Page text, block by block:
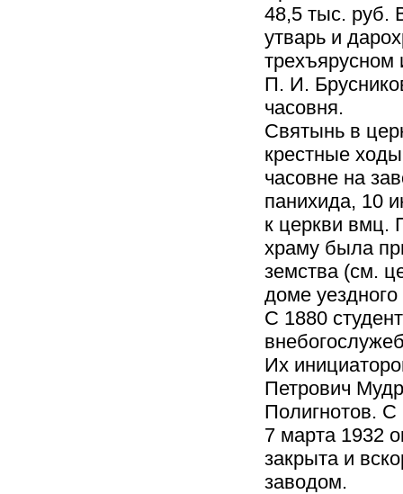
48,5 тыс. руб.
утварь и
трехъярусном
П. И.
часовня.
Святынь в
крестные
часовне на
панихида, 10
к церкви вмц.
храму была
земства (см.
доме
С 1880
Их
Петрович
Полигнотов. С
7 марта 1932
закрыта и
заводом.